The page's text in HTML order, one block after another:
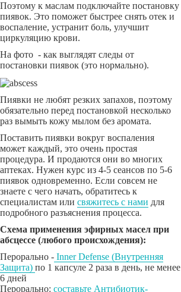
Поэтому к маслам подключайте постановку
пиявок. Это поможет быстрее снять отек и
воспаление, устранит боль, улучшит
циркуляцию крови.
На фото - как выглядят следы от
постановки пиявок (это нормально).
Пиявки не любят резких запахов, поэтому
обязательно перед постановкой несколько
раз вымыть кожу мылом без аромата.
Поставить пиявки вокруг воспаления
может каждый, это очень простая
процедура. И продаются они во многих
аптеках. Нужен курс из 4-5 сеансов по 5-6
пиявок одновременно. Если совсем не
знаете с чего начать, обратитесь к
специалистам или свяжитесь с нами для
подробного разъяснения процесса.
Схема применения эфирных масел при
абсцессе (любого происхождения):
Перорально - Inner Defense (Внутренняя
Защита) по 1 капсуле 2 раза в день, не менее
6 дней
Перорально: составьте Антибиотик-